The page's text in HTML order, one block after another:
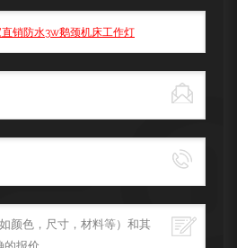
销防水3w鹅颈机床工作灯